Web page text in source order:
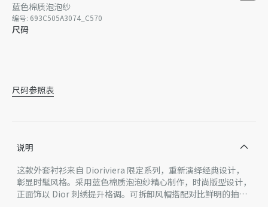
蓝色棉质泡泡纱
编号: 693C505A3074_C570
尺码
尺码参照表
说明
这款外套衬衫来自 Dioriviera 限定系列，重新演绎经典设计，
彰显时髦风格。采用蓝色棉质泡泡纱精心制作，时尚版型设计，
正面饰以 Dior 刺绣提升格调。可拆卸风帽搭配对比鲜明的抽